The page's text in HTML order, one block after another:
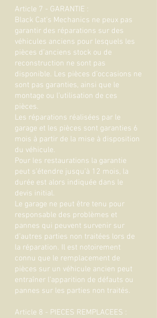
Article 7 - GARANTIE :
Black Cat’s Mechanics ne peux pas
garantir des réparations sur des
véhicules anciens pour lesquels les
pièces d’anciens stock ou de
reconstruction ne sont pas
disponible. Les pièces d’occasions ne
sont pas garanties, ainsi que le
montage ou l’utilisation de ces
pièces.
Les réparations réalisées par le
garage et les pièces sont garanties 6
mois à partir de la mise à disposition
du véhicule.
Pour les restaurations la garantie
peut s’étendre jusqu’à 12 mois, la
durée est alors indiquée dans le
devis initial.
Le garage ne peut être tenu pour
responsable des problèmes et
pannes qui peuvent survenir sur
d’autres parties non traitées lors de
la réparation. Il est notoirement
connu que le remplacement de
pièces sur un véhicule ancien peut
entraîner l’apparition de défauts ou
pannes sur les parties non traités.
Article 8 - PIECES REMPLACEES :